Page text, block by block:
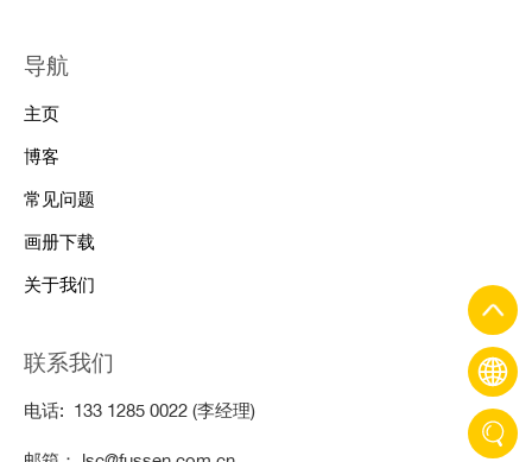
导航
主页
博客
常见问题
画册下载
关于我们
联系我们
电话: 133 1285 0022 (李经理)